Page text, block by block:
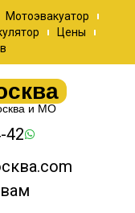
Мотоэвакуатор
Цены
и МО
42